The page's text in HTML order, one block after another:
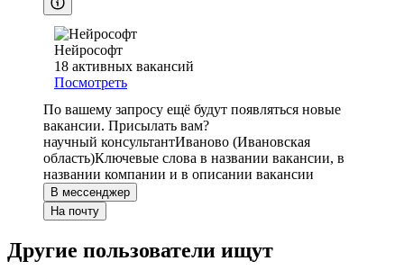
Нейрософт
18 активных вакансий
Посмотреть
По вашему запросу ещё будут появляться новые
вакансии. Присылать вам?
научный консультантИваново (Ивановская
область)Ключевые слова в названии вакансии, в
названии компании и в описании вакансии
В мессенджер
На почту
Другие пользователи ищут